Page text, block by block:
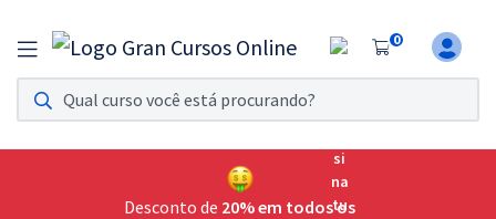
0
Assinatura Ilimitada 11
Acesso a todos os cursos. Teste grátis por 7 dias!
Assinatura OAB Até Passar
Acesso ilimitado a toda preparação para o Exame da
Desconto de 20% em todos os